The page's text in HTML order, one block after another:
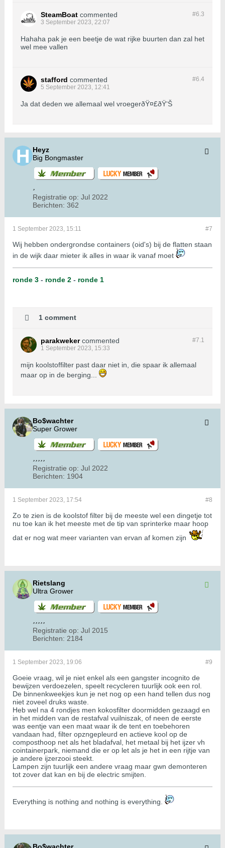
#6.3
SteamBoat commented
3 September 2023, 22:07
Hahaha pak je een beetje de wat rijke buurten dan zal het
wel mee vallen
#6.4
stafford commented
5 September 2023, 12:41
Ja dat deden we allemaal wel vroegerðŸ¤£ðŸ‘Š
Heyz
Big Bongmaster
Registratie op: Jul 2022
Berichten: 362
#7
1 September 2023, 15:11
Wij hebben ondergrondse containers (oid's) bij de flatten staan
in de wijk daar mieter ik alles in waar ik vanaf moet
ronde 3 - ronde 2 - ronde 1
1 comment
#7.1
parakweker commented
1 September 2023, 15:33
mijn koolstoffilter past daar niet in, die spaar ik allemaal
maar op in de berging...
Bo$wachter
Super Grower
Registratie op: Jul 2022
Berichten: 1904
#8
1 September 2023, 17:54
Zo te zien is de koolstof filter bij de meeste wel een dingetje tot
nu toe kan ik het meeste met de tip van sprinterke maar hoop
dat er nog wat meer varianten van ervan af komen zijn
Rietslang
Ultra Grower
Registratie op: Jul 2015
Berichten: 2184
#9
1 September 2023, 19:06
Goeie vraag, wil je niet enkel als een gangster incognito de
bewijzen verdoezelen, speelt recycleren tuurlijk ook een rol.
De binnenkweekjes kun je net nog op een hand tellen dus nog
niet zoveel druks waste.
Heb wel na 4 rondjes men kokosfilter doormidden gezaagd en
in het midden van de restafval vuilniszak, of neen de eerste
was eentje van een maat waar ik de tent en toebehoren
vandaan had, filter opzngepleurd en actieve kool op de
composthoop net als het bladafval, het metaal bij het ijzer vh
cointainerpark, niemand die er op let als je het in een rijtje van
je andere ijzerzooi steekt.
Lampen zijn tuurlijk een andere vraag maar gwn demonteren
tot zover dat kan en bij de electric smijten.
​​​​​​Everything is nothing and nothing is everything.